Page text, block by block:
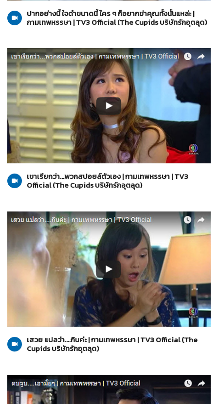
ปากอย่างนี้ ใจดำขนาดนี้ ใคร ๆ ก็อยากฆ่าคุณทั้งนั้นแหล่ะ |
กามเทพหรรษา | TV3 Official (The Cupids บริษัทรักอุตลุด)
10-03-2560
The Cupids บริษัทรักอุตลุด
เขาเรียกว่า...พวกสปอยล์ตัวเอง | กามเทพหรรษา | TV3
Official (The Cupids บริษัทรักอุตลุด)
10-03-2560
The Cupids บริษัทรักอุตลุด
เสวย แปลว่า....กินค่ะ | กามเทพหรรษา | TV3 Official (The
Cupids บริษัทรักอุตลุด)